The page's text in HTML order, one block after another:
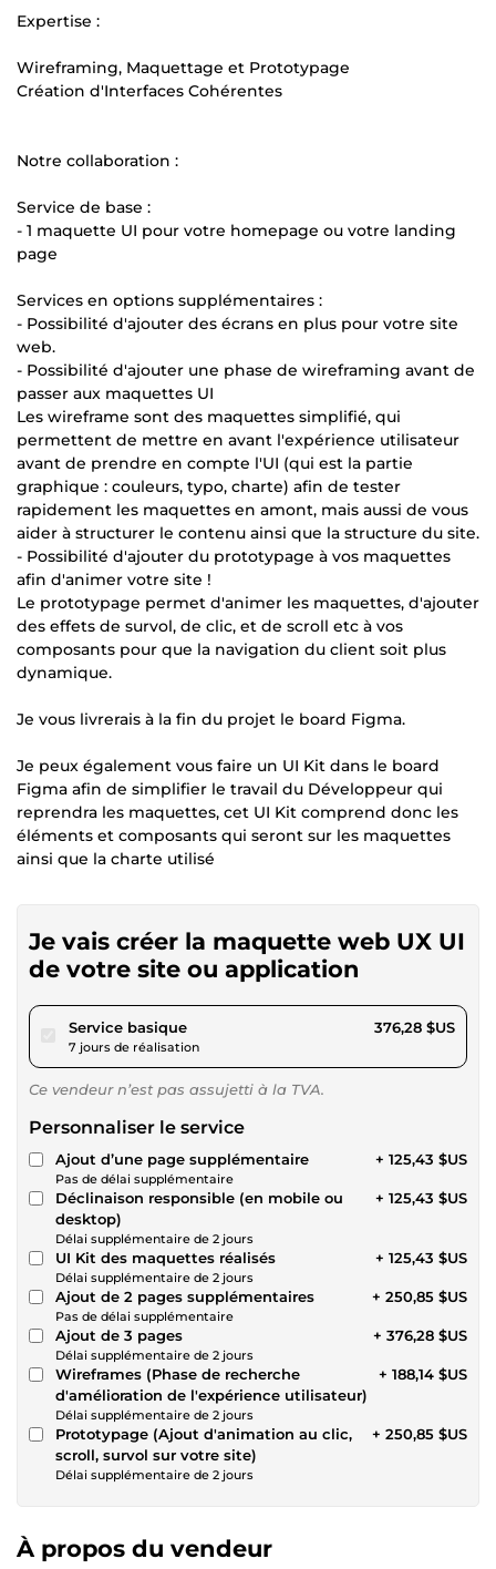
Expertise :
Wireframing, Maquettage et Prototypage
Création d'Interfaces Cohérentes
Notre collaboration :
Service de base :
- 1 maquette UI pour votre homepage ou votre landing
page
Services en options supplémentaires :
- Possibilité d'ajouter des écrans en plus pour votre site
web.
- Possibilité d'ajouter une phase de wireframing avant de
passer aux maquettes UI
Les wireframe sont des maquettes simplifié, qui
permettent de mettre en avant l'expérience utilisateur
avant de prendre en compte l'UI (qui est la partie
graphique : couleurs, typo, charte) afin de tester
rapidement les maquettes en amont, mais aussi de vous
aider à structurer le contenu ainsi que la structure du site.
- Possibilité d'ajouter du prototypage à vos maquettes
afin d'animer votre site !
Le prototypage permet d'animer les maquettes, d'ajouter
des effets de survol, de clic, et de scroll etc à vos
composants pour que la navigation du client soit plus
dynamique.
Je vous livrerais à la fin du projet le board Figma.
Je peux également vous faire un UI Kit dans le board
Figma afin de simplifier le travail du Développeur qui
reprendra les maquettes, cet UI Kit comprend donc les
éléments et composants qui seront sur les maquettes
ainsi que la charte utilisé
Je vais créer la maquette web UX UI
de votre site ou application
Service basiquepour 346,80 $US
7 jours de réalisation
376,28 $US
Ce vendeur n’est pas assujetti à la TVA.
Personnaliser le service
Ajout d’une page supplémentaire
Pas de délai supplémentaire
+ 125,43 $US
Déclinaison responsible (en mobile ou
desktop)
Délai supplémentaire de 2 jours
+ 125,43 $US
UI Kit des maquettes réalisés
Délai supplémentaire de 2 jours
+ 125,43 $US
Ajout de 2 pages supplémentaires
Pas de délai supplémentaire
+ 250,85 $US
Ajout de 3 pages
Délai supplémentaire de 2 jours
+ 376,28 $US
Wireframes (Phase de recherche
d'amélioration de l'expérience utilisateur)
Délai supplémentaire de 2 jours
+ 188,14 $US
Prototypage (Ajout d'animation au clic,
scroll, survol sur votre site)
Délai supplémentaire de 2 jours
+ 250,85 $US
À propos du vendeur